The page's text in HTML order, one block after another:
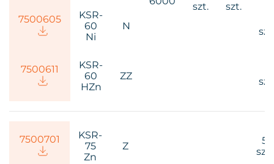
szt.
szt.
7500605
KSR-
60
Ni
N
szt.
7500611
KSR-
60
HZn
ZZ
szt.
7500701
KSR-
75
Zn
Z
5
szt.